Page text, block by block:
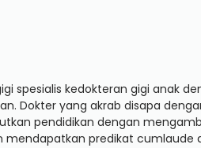
spesialis kedokteran gigi anak
Dokter yang akrab disapa
pendidikan dengan
predikat cumlaude